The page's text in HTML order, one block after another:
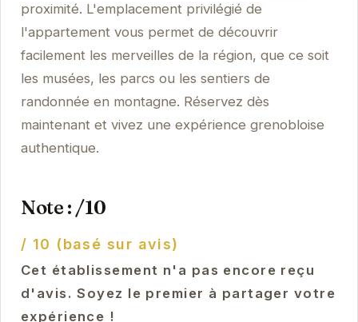
proximité. L'emplacement privilégié de
l'appartement vous permet de découvrir
facilement les merveilles de la région, que ce soit
les musées, les parcs ou les sentiers de
randonnée en montagne. Réservez dès
maintenant et vivez une expérience grenobloise
authentique.
Note : /10
/ 10 (basé sur avis)
Cet établissement n'a pas encore reçu
d'avis. Soyez le premier à partager votre
expérience !